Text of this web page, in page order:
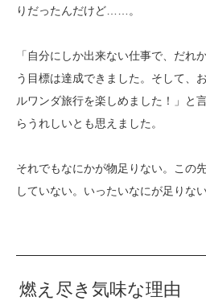
りだったんだけど……。
「自分にしか出来ない仕事で、だれ
う目標は達成できました。そして、
ルワンダ旅行を楽しめました！」と
らうれしいとも思えました。
それでもなにかが物足りない。この
していない。いったいなにが足りな
燃え尽き気味な理由